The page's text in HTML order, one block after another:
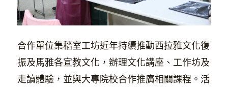
合作單位集穡室工坊近年持續推動西拉雅文化復
振及馬雅各宣教文化，辦理文化講座、工作坊及
走讀體驗，並與大專院校合作推廣相關課程。活